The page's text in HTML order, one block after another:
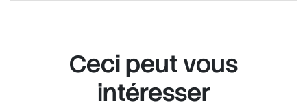
Ceci peut vous
intéresser